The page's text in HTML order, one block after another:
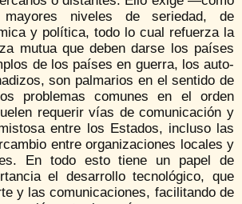
niveles de seriedad, de
y política, todo lo cual refuerza la
mutua que deben darse los países
de los países en guerra, los auto-
son palmarios en el sentido de
problemas comunes en el orden
requerir vías de comunicación y
entre los Estados, incluso las
entre organizaciones locales y
En todo esto tiene un papel de
el desarrollo tecnológico, que
y las comunicaciones, facilitando de